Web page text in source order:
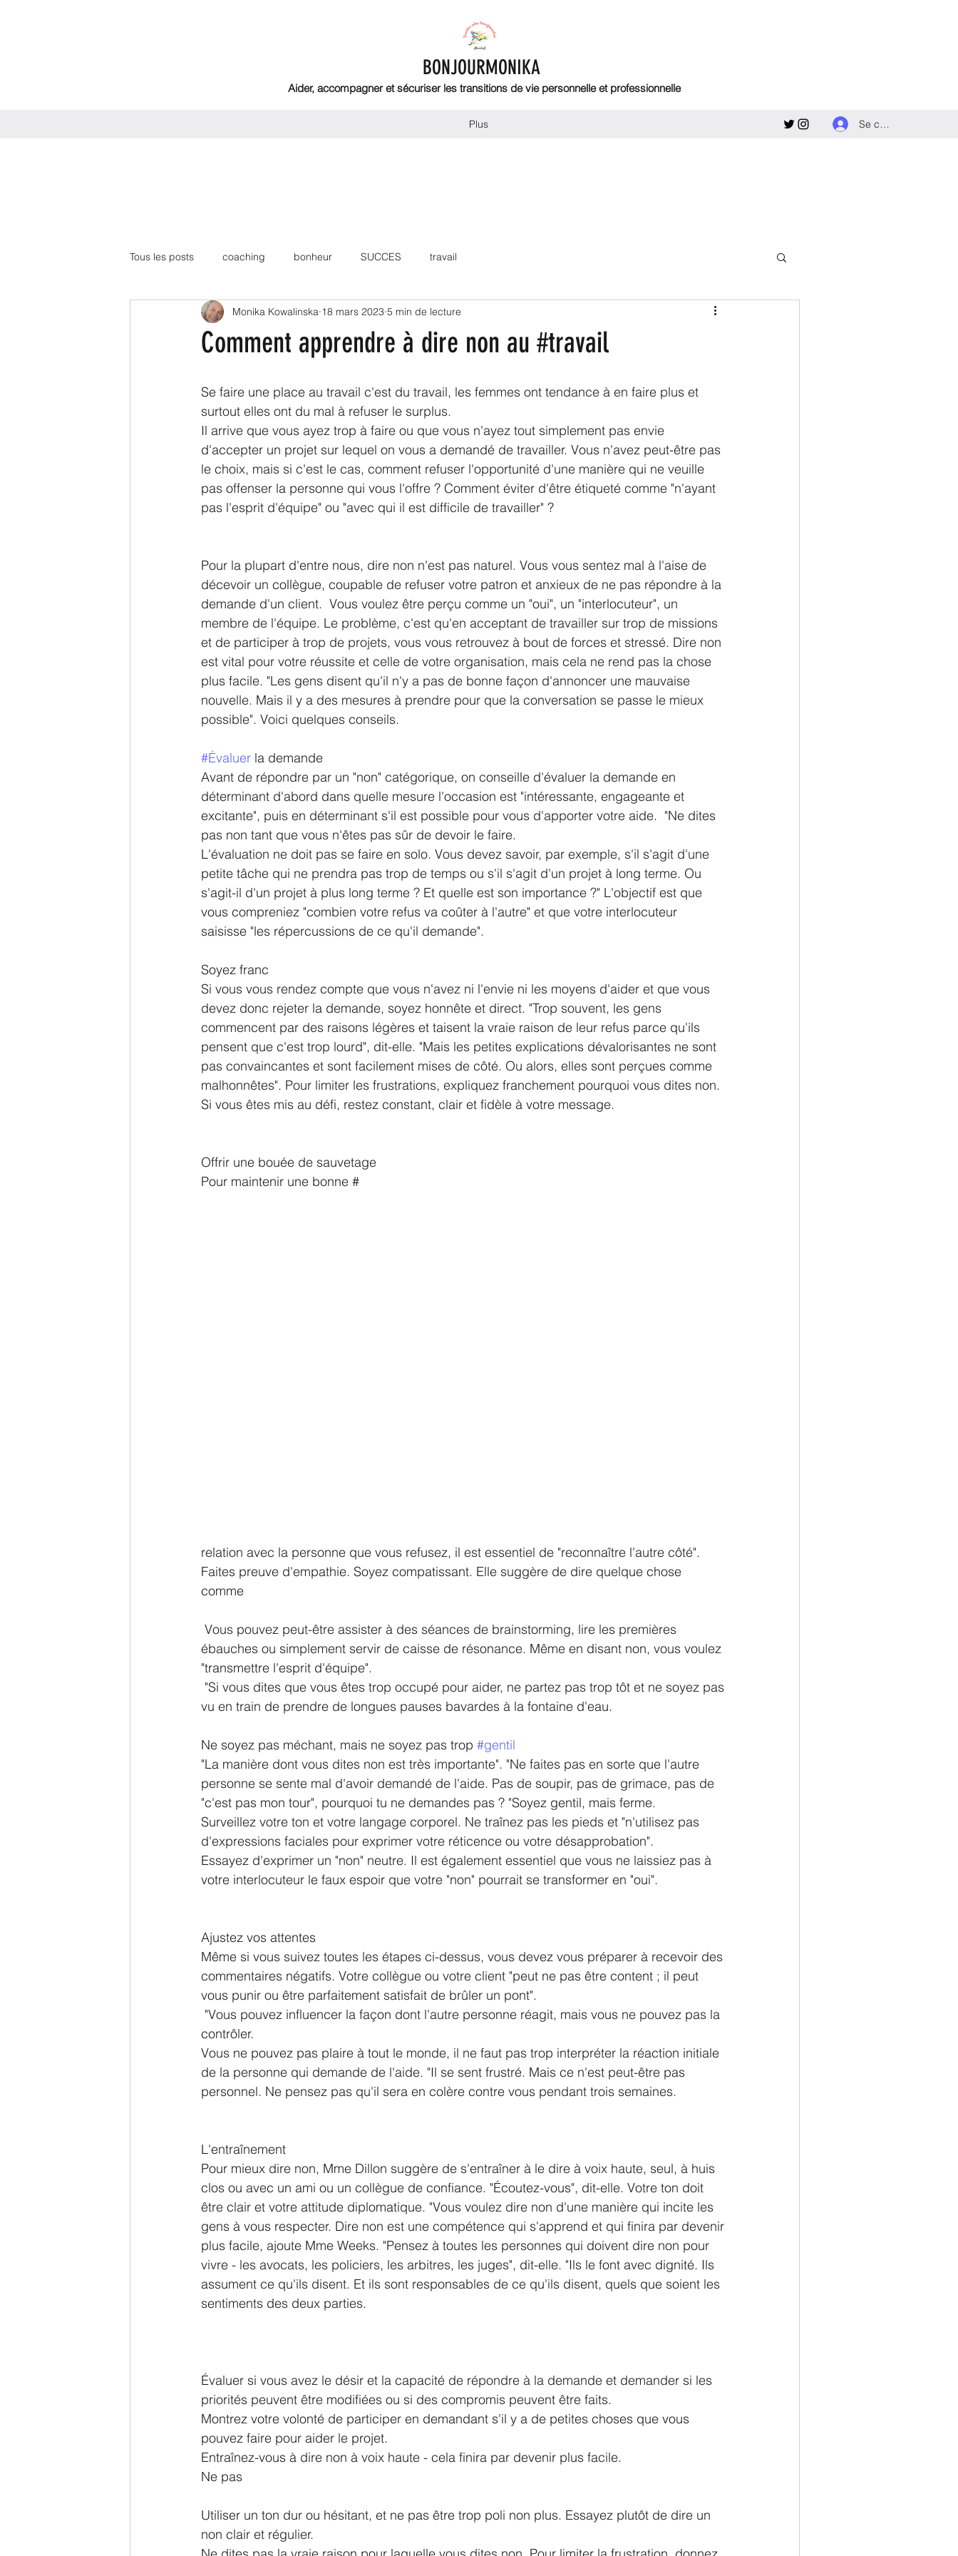
BONJOURMONIKA
Aider, accompagner et sécuriser les transitions de vie personnelle et professionnelle
Plus Se connecter
Tous les posts coaching bonheur SUCCES travail
Comment apprendre à dire non au #travail
Monika Kowalinska 18 mars 2023 5 min de lecture
Se faire une place au travail c'est du travail, les femmes ont tendance à en faire plus et
surtout elles ont du mal à refuser le surplus.
Il arrive que vous ayez trop à faire ou que vous n'ayez tout simplement pas envie
d'accepter un projet sur lequel on vous a demandé de travailler. Vous n'avez peut-être pas
le choix, mais si c'est le cas, comment refuser l'opportunité d'une manière qui ne veuille
pas offenser la personne qui vous l'offre ? Comment éviter d'être étiqueté comme "n'ayant
pas l'esprit d'équipe" ou "avec qui il est difficile de travailler" ?
Pour la plupart d'entre nous, dire non n'est pas naturel. Vous vous sentez mal à l'aise de
décevoir un collègue, coupable de refuser votre patron et anxieux de ne pas répondre à la
demande d'un client.  Vous voulez être perçu comme un "oui", un "interlocuteur", un
membre de l'équipe. Le problème, c'est qu'en acceptant de travailler sur trop de missions
et de participer à trop de projets, vous vous retrouvez à bout de forces et stressé. Dire non
est vital pour votre réussite et celle de votre organisation, mais cela ne rend pas la chose
plus facile. "Les gens disent qu'il n'y a pas de bonne façon d'annoncer une mauvaise
nouvelle. Mais il y a des mesures à prendre pour que la conversation se passe le mieux
possible". Voici quelques conseils.
#Évaluer la demande
Avant de répondre par un "non" catégorique, on conseille d'évaluer la demande en
déterminant d'abord dans quelle mesure l'occasion est "intéressante, engageante et
excitante", puis en déterminant s'il est possible pour vous d'apporter votre aide.  "Ne dites
pas non tant que vous n'êtes pas sûr de devoir le faire.
L'évaluation ne doit pas se faire en solo. Vous devez savoir, par exemple, s'il s'agit d'une
petite tâche qui ne prendra pas trop de temps ou s'il s'agit d'un projet à long terme. Ou
s'agit-il d'un projet à plus long terme ? Et quelle est son importance ?" L'objectif est que
vous compreniez "combien votre refus va coûter à l'autre" et que votre interlocuteur
saisisse "les répercussions de ce qu'il demande".
Soyez franc
Si vous vous rendez compte que vous n'avez ni l'envie ni les moyens d'aider et que vous
devez donc rejeter la demande, soyez honnête et direct. "Trop souvent, les gens
commencent par des raisons légères et taisent la vraie raison de leur refus parce qu'ils
pensent que c'est trop lourd", dit-elle. "Mais les petites explications dévalorisantes ne sont
pas convaincantes et sont facilement mises de côté. Ou alors, elles sont perçues comme
malhonnêtes". Pour limiter les frustrations, expliquez franchement pourquoi vous dites non.
Si vous êtes mis au défi, restez constant, clair et fidèle à votre message.
Offrir une bouée de sauvetage
Pour maintenir une bonne #
relation avec la personne que vous refusez, il est essentiel de "reconnaître l'autre côté".
Faites preuve d'empathie. Soyez compatissant. Elle suggère de dire quelque chose
comme
ébauches ou simplement servir de caisse de résonance. Même en disant non, vous voulez
"transmettre l'esprit d'équipe".
vu en train de prendre de longues pauses bavardes à la fontaine d'eau.
Ne soyez pas méchant, mais ne soyez pas trop #gentil
"La manière dont vous dites non est très importante". "Ne faites pas en sorte que l'autre
personne se sente mal d'avoir demandé de l'aide. Pas de soupir, pas de grimace, pas de
"c'est pas mon tour", pourquoi tu ne demandes pas ? "Soyez gentil, mais ferme.
Surveillez votre ton et votre langage corporel. Ne traînez pas les pieds et "n'utilisez pas
d'expressions faciales pour exprimer votre réticence ou votre désapprobation".
Essayez d'exprimer un "non" neutre. Il est également essentiel que vous ne laissiez pas à
votre interlocuteur le faux espoir que votre "non" pourrait se transformer en "oui".
Ajustez vos attentes
Même si vous suivez toutes les étapes ci-dessus, vous devez vous préparer à recevoir des
commentaires négatifs. Votre collègue ou votre client "peut ne pas être content ; il peut
vous punir ou être parfaitement satisfait de brûler un pont".
contrôler.
Vous ne pouvez pas plaire à tout le monde, il ne faut pas trop interpréter la réaction initiale
de la personne qui demande de l'aide. "Il se sent frustré. Mais ce n'est peut-être pas
personnel. Ne pensez pas qu'il sera en colère contre vous pendant trois semaines.
L'entraînement
Pour mieux dire non, Mme Dillon suggère de s'entraîner à le dire à voix haute, seul, à huis
clos ou avec un ami ou un collègue de confiance. "Écoutez-vous", dit-elle. Votre ton doit
être clair et votre attitude diplomatique. "Vous voulez dire non d'une manière qui incite les
gens à vous respecter. Dire non est une compétence qui s'apprend et qui finira par devenir
plus facile, ajoute Mme Weeks. "Pensez à toutes les personnes qui doivent dire non pour
vivre - les avocats, les policiers, les arbitres, les juges", dit-elle. "Ils le font avec dignité. Ils
assument ce qu'ils disent. Et ils sont responsables de ce qu'ils disent, quels que soient les
sentiments des deux parties.
Évaluer si vous avez le désir et la capacité de répondre à la demande et demander si les
priorités peuvent être modifiées ou si des compromis peuvent être faits.
Montrez votre volonté de participer en demandant s'il y a de petites choses que vous
pouvez faire pour aider le projet.
Entraînez-vous à dire non à voix haute - cela finira par devenir plus facile.
Ne pas
Utiliser un ton dur ou hésitant, et ne pas être trop poli non plus. Essayez plutôt de dire un
non clair et régulier.